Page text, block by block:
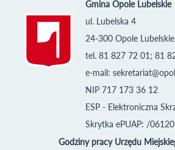
Gmina Opole Lubelskie
ul. Lubelska 4
24-300 Opole Lubelskie
tel. 81 827 72 01; 81
e-mail:
NIP 717 173 36 12
ESP - Elektroniczna
Skrytka ePUAP: /
Godziny pracy Urzędu